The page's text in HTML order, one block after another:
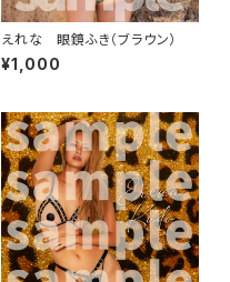
えれな 眼鏡ふき（ブラウン）
¥1,000